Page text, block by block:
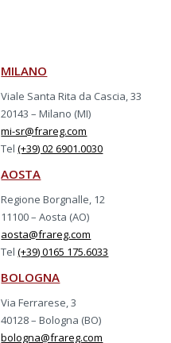
MILANO
Viale Santa Rita da Cascia, 33
20143 – Milano (MI)
mi-sr@frareg.com
Tel(+39) 02 6901.0030
AOSTA
Regione Borgnalle, 12
11100 – Aosta (AO)
aosta@frareg.com
Tel(+39) 0165 175.6033
BOLOGNA
Via Ferrarese, 3
40128 – Bologna (BO)
bologna@frareg.com